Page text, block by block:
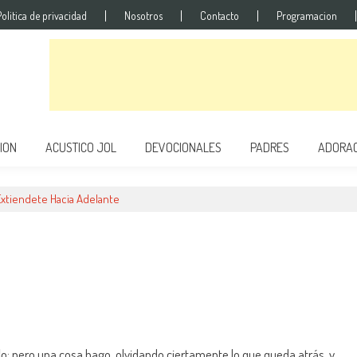
de privacidad Nosotros Contacto Programacion
ACUSTICO JOL DEVOCIONALES PADRES
Hacia Adelante